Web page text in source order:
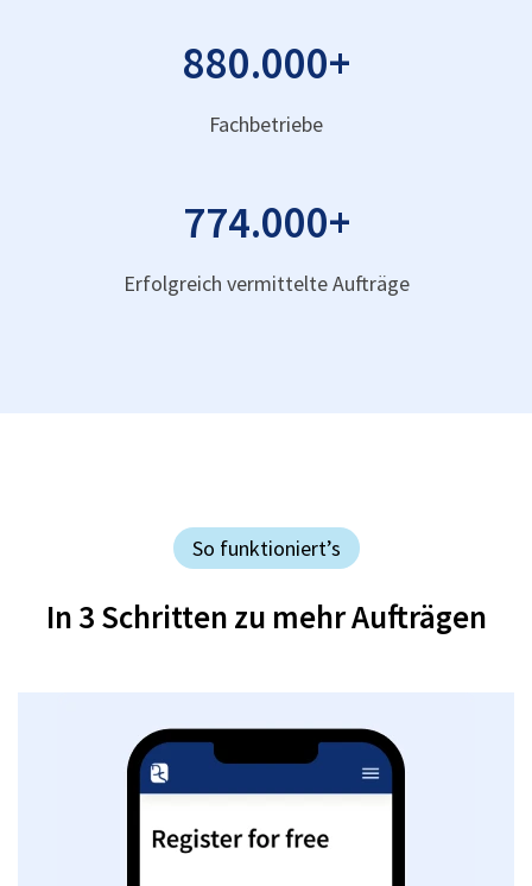
880.000+
Fachbetriebe
774.000+
Erfolgreich vermittelte Aufträge
So funktioniert’s
In 3 Schritten zu mehr Aufträgen